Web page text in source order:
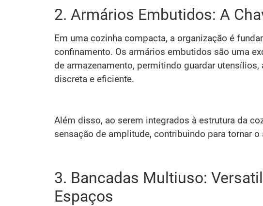
2. Armários Embutidos: A
Em uma cozinha compacta, a organização é
confinamento. Os armários embutidos são uma
de armazenamento, permitindo guardar
discreta e eficiente.
Além disso, ao serem integrados à estrutura da
sensação de amplitude, contribuindo para tornar
3. Bancadas Multiuso:
Espaços